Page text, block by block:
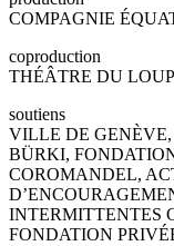
COMPAGNIE
coproduction
THÉÂTRE DU LOUP
soutiens
VILLE DE
BÜRKI,
COROMANDEL,
INTERMITTENTES
FONDATION